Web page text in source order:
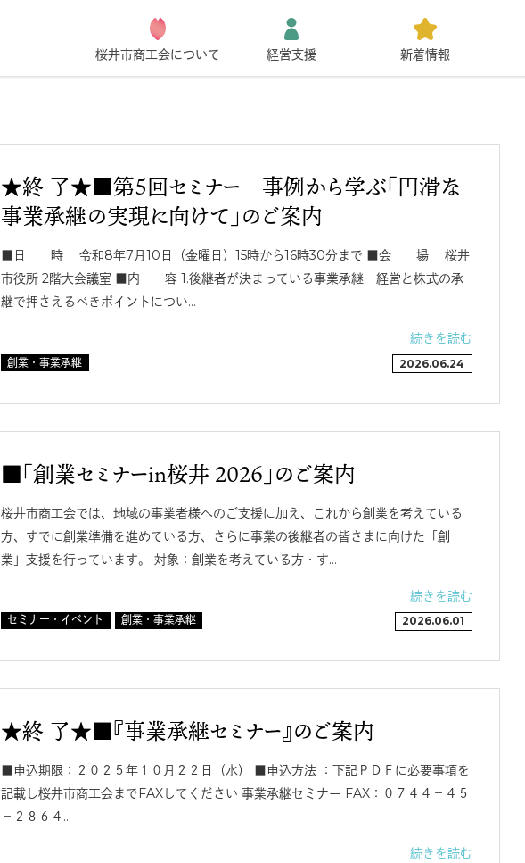
桜井市商工会について 経営支援 新着情報
★終 了★■第5回セミナー 事例から学ぶ「円滑な
事業承継の実現に向けて」のご案内
■日 時 令和8年7月10日（金曜日）15時から16時30分まで ■会 場 桜井
市役所 2階大会議室 ■内 容 1.後継者が決まっている事業承継 経営と株式の承
継で押さえるべきポイントについ…
続きを読む
創業・事業承継 2026.06.24
■「創業セミナーin桜井 2026」のご案内
桜井市商工会では、地域の事業者様へのご支援に加え、これから創業を考えている
方、すでに創業準備を進めている方、さらに事業の後継者の皆さまに向けた「創
業」支援を行っています。 対象：創業を考えている方・す…
続きを読む
セミナー・イベント 創業・事業承継 2026.06.01
★終 了★■『事業承継セミナー』のご案内
■申込期限：２０２５年１０月２２日（水） ■申込方法 ：下記ＰＤＦに必要事項を
記載し桜井市商工会までFAXしてください 事業承継セミナー FAX：０７４４－４５
－２８６４…
続きを読む